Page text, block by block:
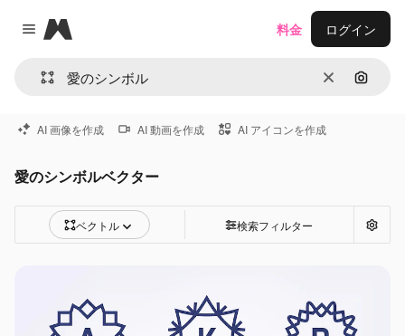
Close menu
Magnific
消去 画像で
料金 ログイン
AI 画像を作成 AI 動画を作成 AI アイコンを作成
愛のシンボルベクター
ベクトル 検索フィルター